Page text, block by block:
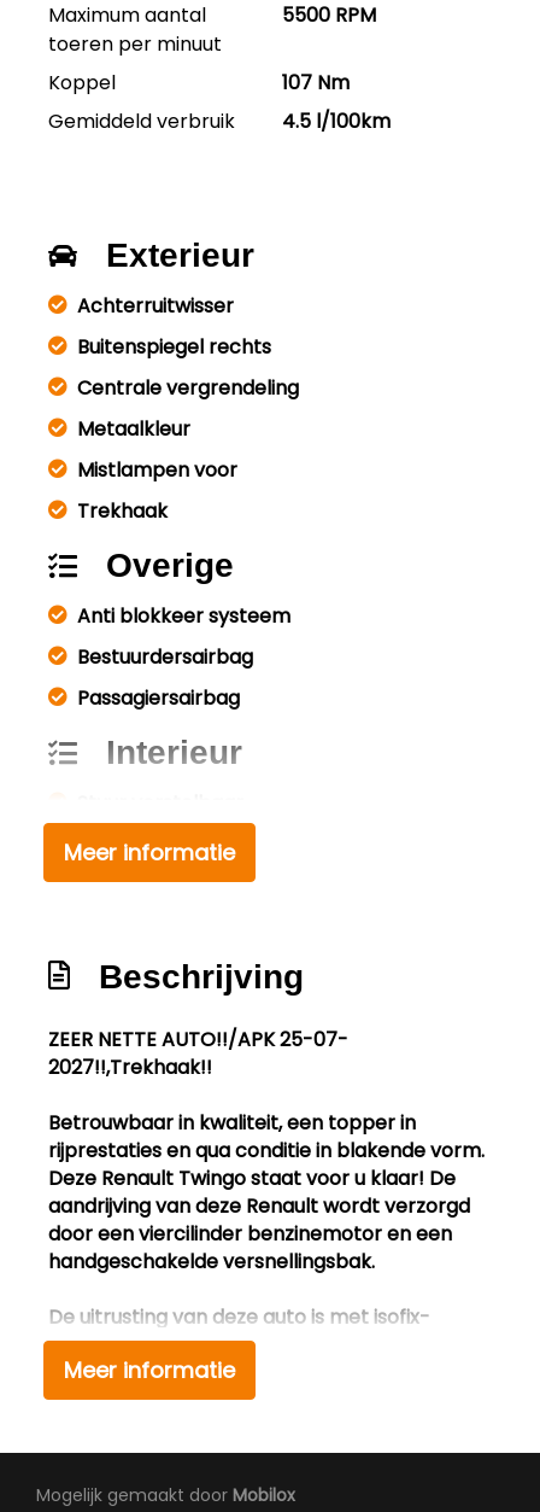
Maximum aantal
toeren per minuut
5500 RPM
Koppel
107 Nm
Gemiddeld verbruik
4.5 l/100km
Exterieur
Achterruitwisser
Buitenspiegel rechts
Centrale vergrendeling
Metaalkleur
Mistlampen voor
Trekhaak
Overige
Anti blokkeer systeem
Bestuurdersairbag
Passagiersairbag
Interieur
Stuurbekrachtiging
Meer informatie
Beschrijving
ZEER NETTE AUTO!!/APK 25-07-
2027!!,Trekhaak!!
Betrouwbaar in kwaliteit, een topper in
rijprestaties en qua conditie in blakende vorm.
Deze Renault Twingo staat voor u klaar! De
aandrijving van deze Renault wordt verzorgd
door een viercilinder benzinemotor en een
handgeschakelde versnellingsbak.
De uitrusting van deze auto is met isofix-
aansluiting, centrale portiervergrendeling,
boordcomputer en verstelbaar stuur
behoorlijk compleet.
Wilt u met deze Renault Twingo een proefrit
maken? Bel ons dan nu voor een afspraak.TEL
Meer informatie
Mogelijk gemaakt door Mobilox